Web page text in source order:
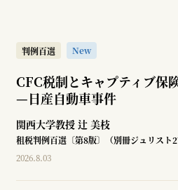
判例百選 New
CFC税制とキャプティブ保
—日産自動車事件
関西大学教授 辻 美枝
租税判例百選〔第8版〕（別冊ジュリスト
2026.8.03